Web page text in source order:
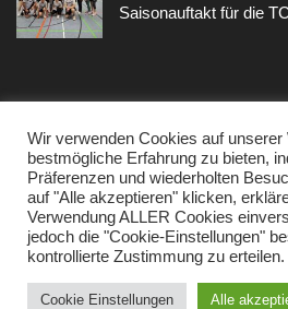
Saisonauftakt für die
Sonstiges
Kontakt
Datenschutzerklärung
Impressum
Wir verwenden Cookies auf unserer
bestmögliche Erfahrung zu bieten,
Präferenzen und wiederholten
auf "Alle akzeptieren" klicken,
Verwendung ALLER Cookies
jedoch die "Cookie-Einstellungen"
kontrollierte Zustimmung zu erteilen.
Cookie Einstellungen Alle